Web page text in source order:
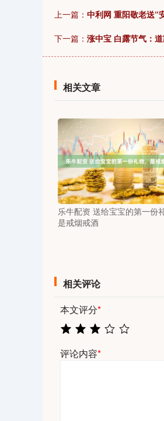
上一篇： 中利网 重阳敬老送“
下一篇： 涨中宝 白露节气：
相关文章
乐牛配资 送给宝宝的第一份
是戒烟戒酒
相关评论
本文评分*
评论内容*